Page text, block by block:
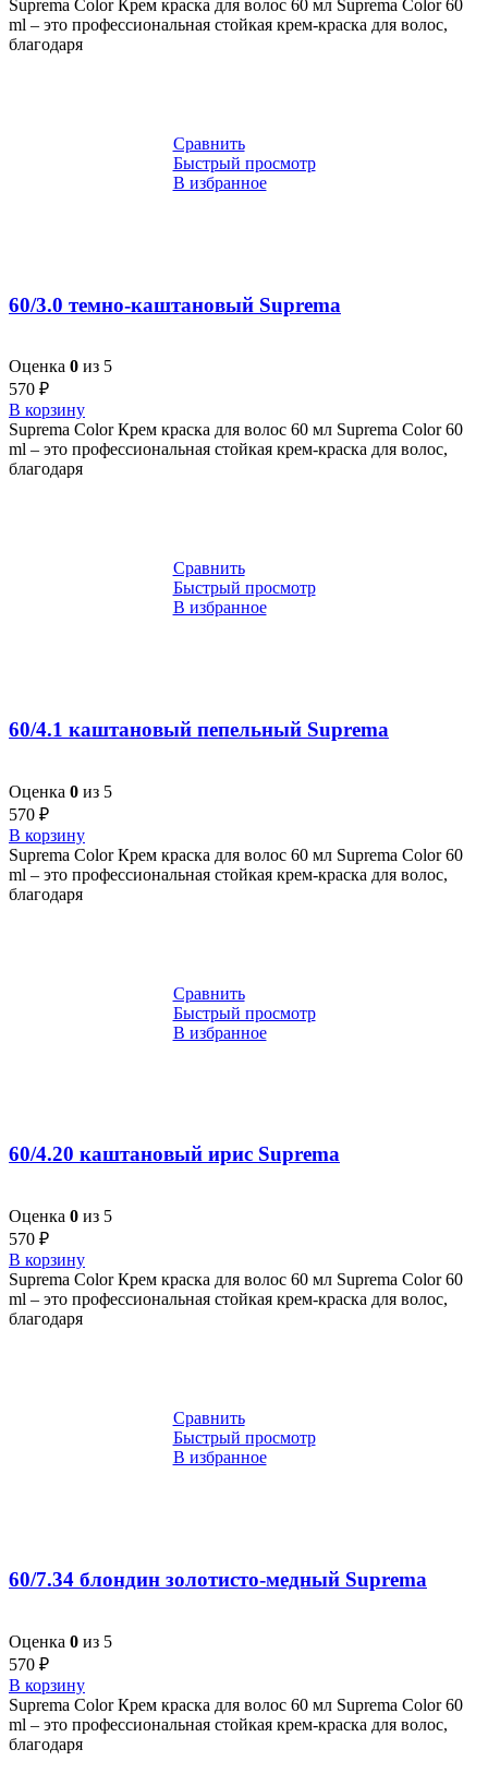
Suprema Color Крем краска для волос 60 мл Suprema Color 60
ml – это профессиональная стойкая крем-краска для волос,
благодаря
Сравнить
Быстрый просмотр
В избранное
60/3.0 темно-каштановый Suprema
Оценка 0 из 5
570 ₽
В корзину
Suprema Color Крем краска для волос 60 мл Suprema Color 60
ml – это профессиональная стойкая крем-краска для волос,
благодаря
Сравнить
Быстрый просмотр
В избранное
60/4.1 каштановый пепельный Suprema
Оценка 0 из 5
570 ₽
В корзину
Suprema Color Крем краска для волос 60 мл Suprema Color 60
ml – это профессиональная стойкая крем-краска для волос,
благодаря
Сравнить
Быстрый просмотр
В избранное
60/4.20 каштановый ирис Suprema
Оценка 0 из 5
570 ₽
В корзину
Suprema Color Крем краска для волос 60 мл Suprema Color 60
ml – это профессиональная стойкая крем-краска для волос,
благодаря
Сравнить
Быстрый просмотр
В избранное
60/7.34 блондин золотисто-медный Suprema
Оценка 0 из 5
570 ₽
В корзину
Suprema Color Крем краска для волос 60 мл Suprema Color 60
ml – это профессиональная стойкая крем-краска для волос,
благодаря